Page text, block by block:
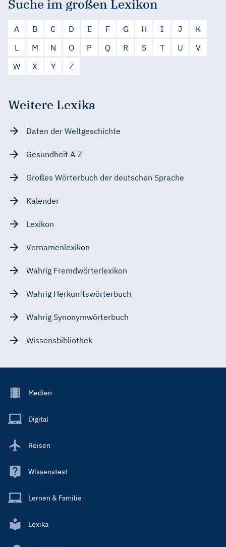
Suche im großen Lexikon
A B C D E F G H I J
K
L
M N O P Q R S T U
V
W
X Y Z
Weitere Lexika
Daten der Weltgeschichte
Gesundheit A-Z
Großes Wörterbuch der deutschen Sprache
Kalender
Lexikon
Vornamenlexikon
Wahrig Fremdwörterlexikon
Wahrig Herkunftswörterbuch
Wahrig Synonymwörterbuch
Wissensbibliothek
Footer
Main
Medien
Digital
Reisen
Wissenstest
Lernen & Familie
Lexika